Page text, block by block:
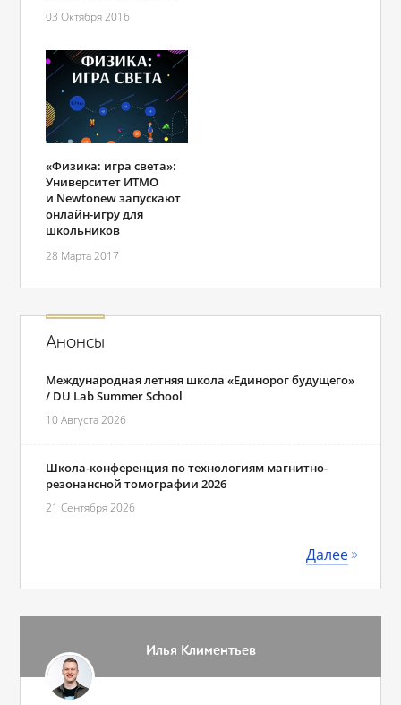
03 Октября 2016
«Физика: игра света»:
Университет ИТМО
и Newtonew запускают
онлайн-игру для
школьников
28 Марта 2017
Анонсы
Международная летняя школа «Единорог будущего»
/ DU Lab Summer School
10 Августа 2026
Школа-конференция по технологиям магнитно-
резонансной томографии 2026
21 Сентября 2026
Далее
Илья Климентьев